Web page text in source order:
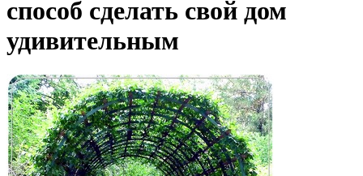
способ сделать свой дом
удивительным